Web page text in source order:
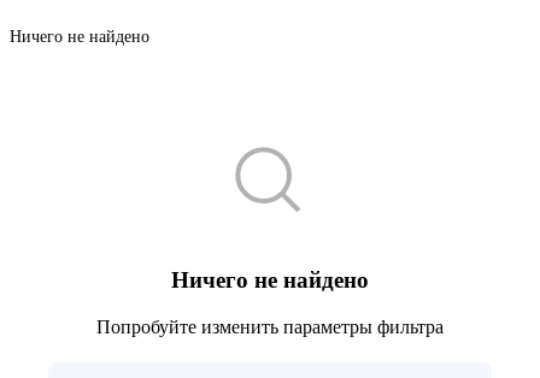
Ничего не найдено
Ничего не найдено
Попробуйте изменить параметры фильтра